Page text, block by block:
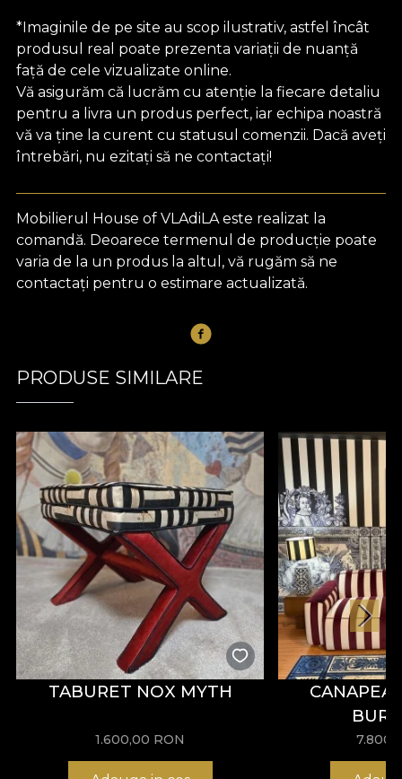
*Imaginile de pe site au scop ilustrativ, astfel încât
produsul real poate prezenta variații de nuanță
față de cele vizualizate online.
Vă asigurăm că lucrăm cu atenție la fiecare detaliu
pentru a livra un produs perfect, iar echipa noastră
vă va ține la curent cu statusul comenzii. Dacă aveți
întrebări, nu ezitați să ne contactați!
Mobilierul House of VLAdiLA este realizat la
comandă. Deoarece termenul de producție poate
varia de la un produs la altul, vă rugăm să ne
contactați pentru o estimare actualizată.
PRODUSE SIMILARE
TABURET NOX MYTH
1.600,00 RON
CANAPEA